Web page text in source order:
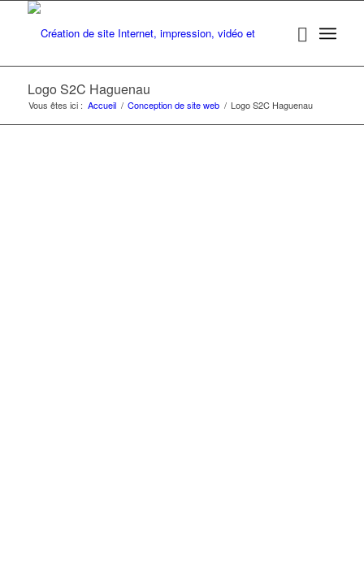
Logo S2C Haguenau
Vous êtes ici : Accueil / Conception de site web / Logo S2C Haguenau